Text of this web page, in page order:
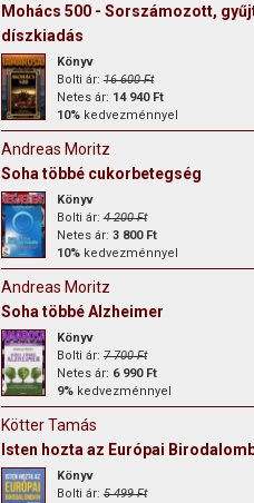
Mohács 500 - Sorszámozott,
díszkiadás
Könyv
Bolti ár:16 600 Ft
Netes ár: 14 940 Ft
10%kedvezménnyel
Andreas Moritz
Soha többé cukorbetegség
Könyv
Bolti ár:4 200 Ft
Netes ár: 3 800 Ft
10%kedvezménnyel
Andreas Moritz
Soha többé Alzheimer
Könyv
Bolti ár:7 700 Ft
Netes ár: 6 990 Ft
9%kedvezménnyel
Kötter Tamás
Isten hozta az Európai
Könyv
Bolti ár:5 499 Ft